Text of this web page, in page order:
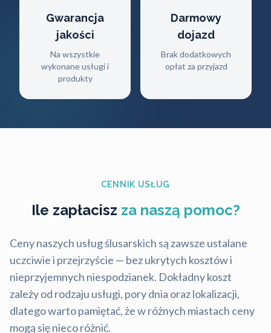
Gwarancja
jakości
Na wszystkie
wykonane usługi i
produkty
Darmowy
dojazd
Brak dodatkowych
opłat za przyjazd
CENNIK USŁUG
Ile zapłacisz za naszą pomoc?
Ceny naszych usług ślusarskich są zawsze ustalane
uczciwie i przejrzyście — bez ukrytych kosztów i
nieprzyjemnych niespodzianek. Dokładny koszt
zależy od rodzaju usługi, pory dnia oraz lokalizacji,
dlatego warto pamiętać, że w różnych miastach ceny
mogą się nieco różnić.